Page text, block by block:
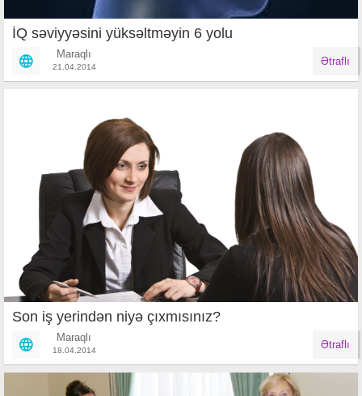
İQ səviyyəsini yüksəltməyin 6 yolu
Maraqlı
21.04.2014 Ətraflı
Son iş yerindən niyə çıxmısınız?
Maraqlı
18.04.2014 Ətraflı